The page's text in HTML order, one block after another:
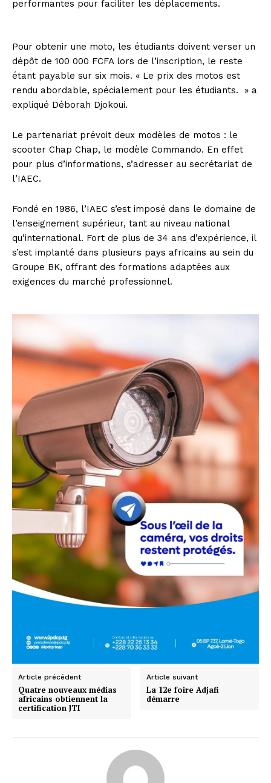
performantes pour faciliter les déplacements.
Pour obtenir une moto, les étudiants doivent verser un
dépôt de 100 000 FCFA lors de l’inscription, le reste
étant payable sur six mois. « Le prix des motos est
rendu abordable, spécialement pour les étudiants. » a
expliqué Déborah Djokoui.
Le partenariat prévoit deux modèles de motos : le
scooter Chap Chap, le modèle Commando. En effet
pour plus d’informations, s’adresser au secrétariat de
l’IAEC.
Fondé en 1986, l’IAEC s’est imposé dans le domaine de
l’enseignement supérieur, tant au niveau national
qu’international. Fort de plus de 34 ans d’expérience, il
s’est implanté dans plusieurs pays africains au sein du
Groupe BK, offrant des formations adaptées aux
exigences du marché professionnel.
Article précédent
Quatre nouveaux médias
africains obtiennent la
certification JTI
Article suivant
La 12e foire Adjafi
démarre